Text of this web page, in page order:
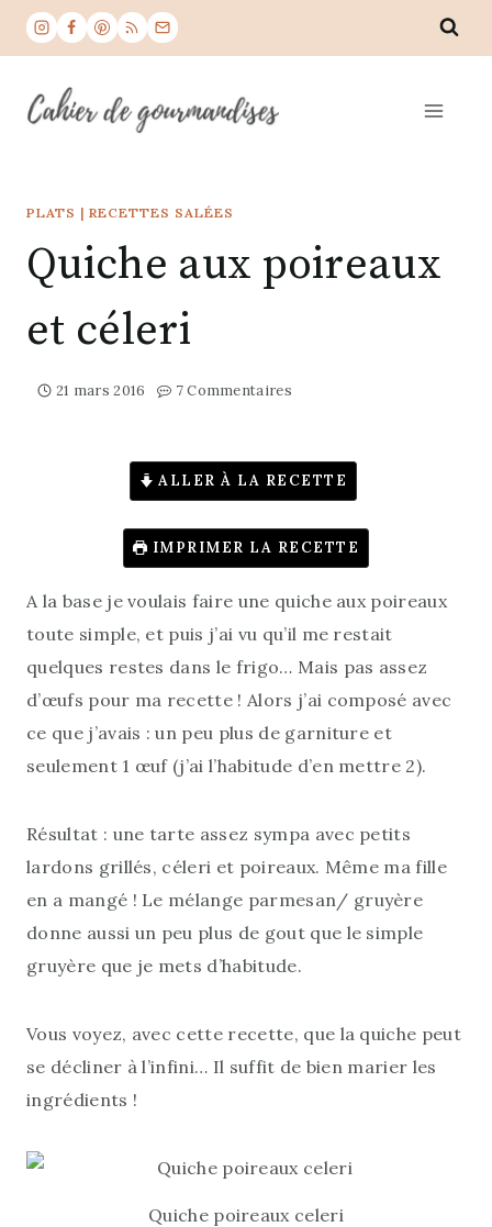
Aller
contenu
PLATS | RECETTES SALÉES
Quiche aux poireaux
et céleri
21 mars 2016 7 Commentaires
ALLER À LA RECETTE
IMPRIMER LA RECETTE
A la base je voulais faire une quiche aux poireaux
toute simple, et puis j’ai vu qu’il me restait
quelques restes dans le frigo… Mais pas assez
d’œufs pour ma recette ! Alors j’ai composé avec
ce que j’avais : un peu plus de garniture et
seulement 1 œuf (j’ai l’habitude d’en mettre 2).
Résultat : une tarte assez sympa avec petits
lardons grillés, céleri et poireaux. Même ma fille
en a mangé ! Le mélange parmesan/ gruyère
donne aussi un peu plus de gout que le simple
gruyère que je mets d’habitude.
Vous voyez, avec cette recette, que la quiche peut
se décliner à l’infini… Il suffit de bien marier les
ingrédients !
Quiche poireaux celeri